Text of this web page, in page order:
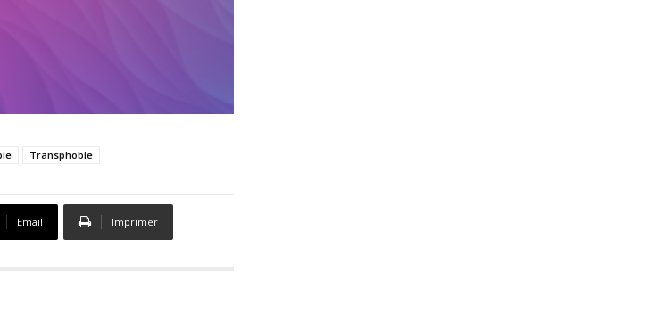
Transphobie
Email Imprimer